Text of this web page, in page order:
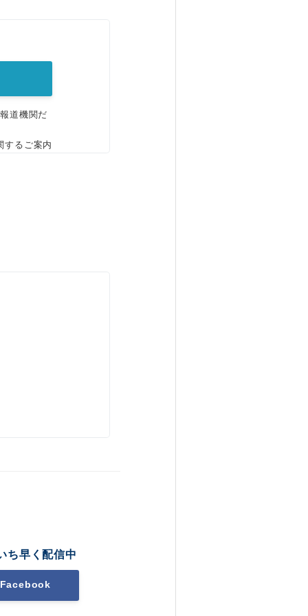
道機関だ
するご案内
ち早く配信中
Facebook